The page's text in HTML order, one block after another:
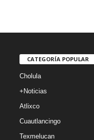
CATEGORÍA POPULAR
Cholula
+Noticias
Atlixco
Cuautlancingo
Texmelucan